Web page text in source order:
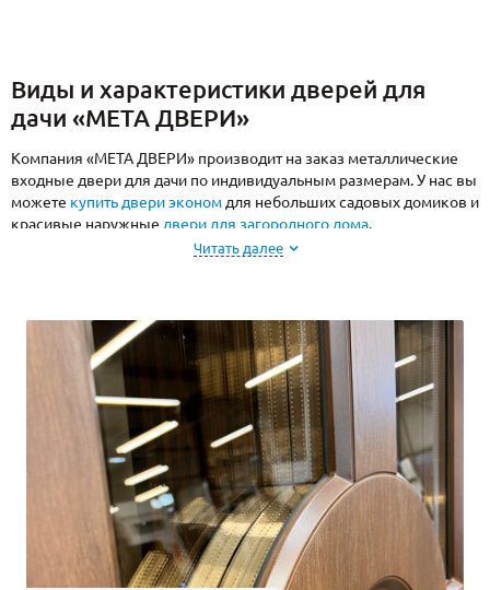
Виды и характеристики дверей для
дачи «МЕТА ДВЕРИ»
Компания «МЕТА ДВЕРИ» производит на заказ металлические
входные двери для дачи по индивидуальным размерам. У нас вы
можете купить двери эконом для небольших садовых домиков и
красивые наружные двери для загородного дома.
Наше предприятие производит несколько видов дверей,
однопольные, полуторные или двупольные;
с утеплением
и без него.
Для изготовления коробок и створок используется российская
холоднокатаная сталь, отличающаяся хорошей жесткостью и
устойчивостью к деформациям. Наиболее распространенный
вариант покрытия: износостойкое порошковое напыление,
защищающее конструкцию от коррозии, воздействия осадков и
Читать далее